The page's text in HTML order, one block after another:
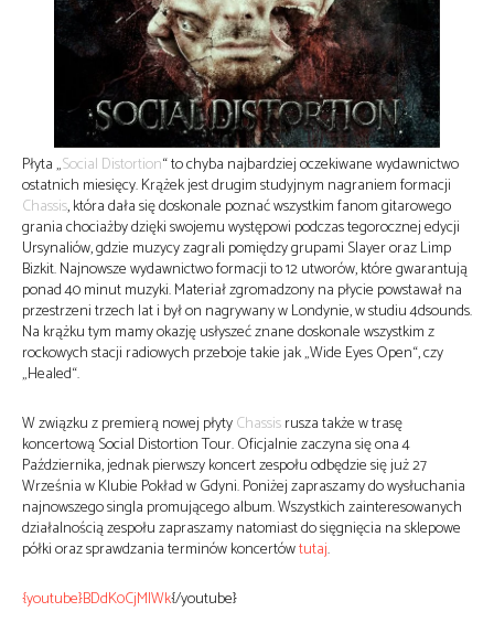
Płyta „Social Distortion“ to chyba najbardziej oczekiwane wydawnictwo
ostatnich miesięcy. Krążek jest drugim studyjnym nagraniem formacji
Chassis, która dała się doskonale poznać wszystkim fanom gitarowego
grania chociażby dzięki swojemu występowi podczas tegorocznej edycji
Ursynaliów, gdzie muzycy zagrali pomiędzy grupami Slayer oraz Limp
Bizkit. Najnowsze wydawnictwo formacji to 12 utworów, które gwarantują
ponad 40 minut muzyki. Materiał zgromadzony na płycie powstawał na
przestrzeni trzech lat i był on nagrywany w Londynie, w studiu 4dsounds.
Na krążku tym mamy okazję usłyszeć znane doskonale wszystkim z
rockowych stacji radiowych przeboje takie jak „Wide Eyes Open“, czy
„Healed“.
W związku z premierą nowej płytyChassisrusza także w trasę
koncertową Social Distortion Tour. Oficjalnie zaczyna się ona 4
Października, jednak pierwszy koncert zespołu odbędzie się już 27
Września w Klubie Pokład w Gdyni. Poniżej zapraszamy do wysłuchania
najnowszego singla promującego album. Wszystkich zainteresowanych
działalnością zespołu zapraszamy natomiast do sięgnięcia na sklepowe
półki oraz sprawdzania terminów koncertówtutaj.
{youtube}BDdK0CjMIWk{/youtube}